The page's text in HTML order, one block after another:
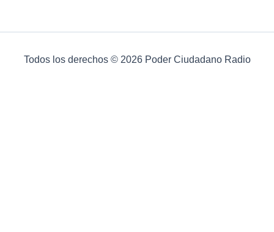
Todos los derechos © 2026 Poder Ciudadano Radio